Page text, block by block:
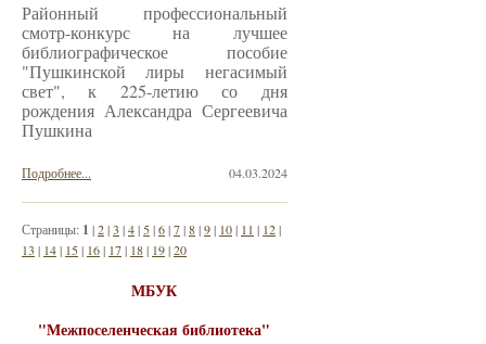
Районный профессиональный
смотр-конкурс на лучшее
библиографическое пособие
"Пушкинской лиры негасимый
свет", к 225-летию со дня
рождения Александра Сергеевича
Пушкина
04.03.2024
Подробнее...
Страницы: 1 |2|3 |4| 5|6|7|8|9| 10| 11 | 12|
13 | 14| 15| 16| 17| 18| 19|20
МБУК
"Межпоселенческая библиотека"